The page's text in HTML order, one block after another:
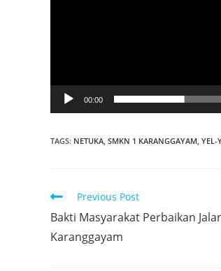
00:00
TAGS: NETUKA SMKN 1 KARANGGAYAM YEL-
Read
articles
Previous Post
Bakti Masyarakat Perbaikan
Karanggayam